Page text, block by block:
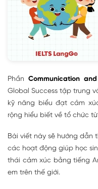
Phần Communication
Global Success tập trung
kỹ năng biểu đạt cảm
rộng hiểu biết về tổ chức
Bài viết này sẽ hướng dẫn
các hoạt động giúp học
thái cảm xúc bằng tiếng
em trên thế giới.